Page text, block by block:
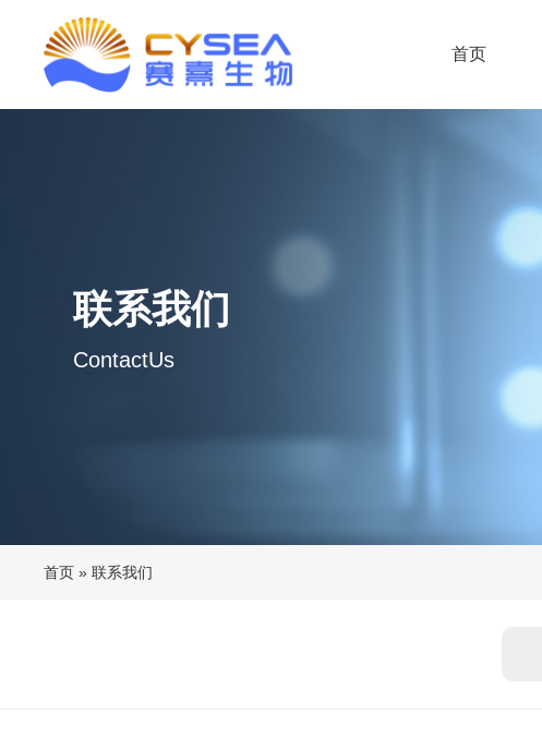
首页
联系我们
ContactUs
首页 »联系我们